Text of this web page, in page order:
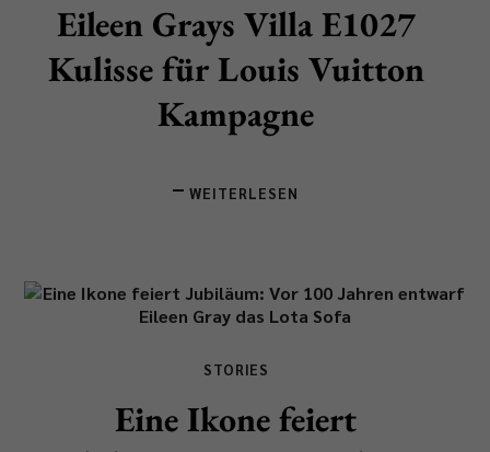
Eileen Grays Villa E1027
Kulisse für Louis Vuitton
Kampagne
WEITERLESEN
STORIES
Eine Ikone feiert